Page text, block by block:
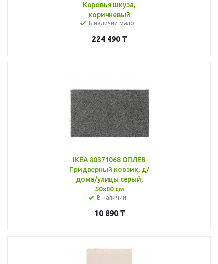
Коровья шкура,
коричневый
В наличии мало
224 490 ₸
IKEA 80371068 ОПЛЕВ
Придверный коврик, д/
дома/улицы серый,
50x80 см
В наличии
10 890₸